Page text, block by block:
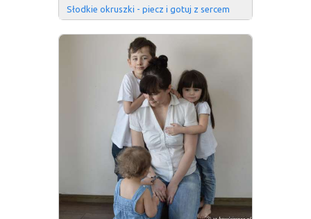
Słodkie okruszki - piecz i gotuj z sercem